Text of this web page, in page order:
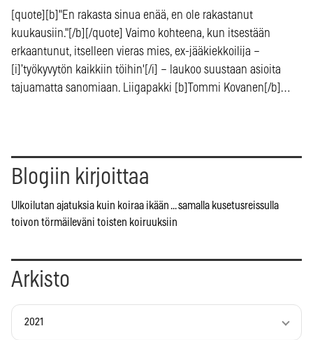
[quote][b]"En rakasta sinua enää, en ole rakastanut
kuukausiin."[/b][/quote] Vaimo kohteena, kun itsestään
erkaantunut, itselleen vieras mies, ex-jääkiekkoilija –
[i]’työkyvytön kaikkiin töihin'[/i] – laukoo suustaan asioita
tajuamatta sanomiaan. Liigapakki [b]Tommi Kovanen[/b]…
Blogiin kirjoittaa
Ulkoilutan ajatuksia kuin koiraa ikään ... samalla kusetusreissulla
toivon törmäileväni toisten koiruuksiin
Arkisto
2021